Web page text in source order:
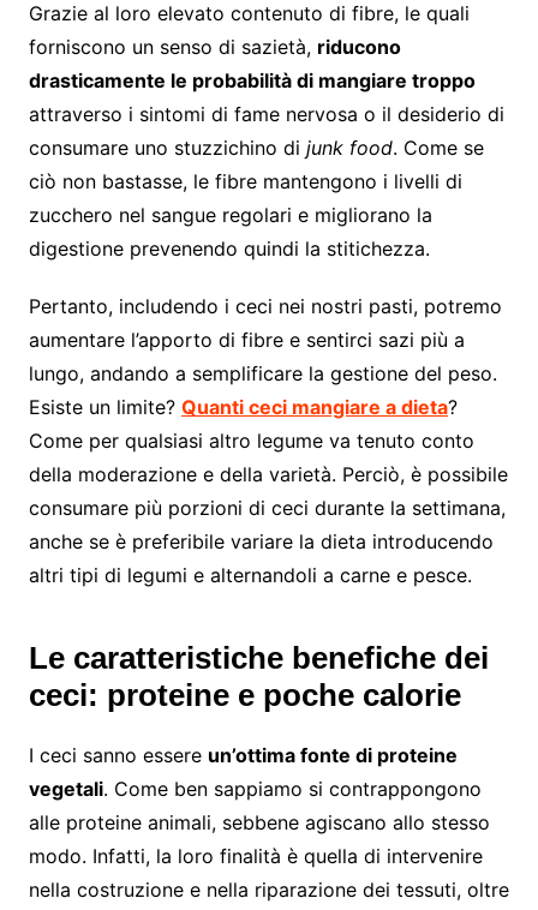
Grazie al loro elevato contenuto di fibre, le quali
forniscono un senso di sazietà, riducono
drasticamente le probabilità di mangiare troppo
attraverso i sintomi di fame nervosa o il desiderio di
consumare uno stuzzichino di junk food. Come se
ciò non bastasse, le fibre mantengono i livelli di
zucchero nel sangue regolari e migliorano la
digestione prevenendo quindi la stitichezza.
Pertanto, includendo i ceci nei nostri pasti, potremo
aumentare l’apporto di fibre e sentirci sazi più a
lungo, andando a semplificare la gestione del peso.
Esiste un limite? Quanti ceci mangiare a dieta?
Come per qualsiasi altro legume va tenuto conto
della moderazione e della varietà. Perciò, è possibile
consumare più porzioni di ceci durante la settimana,
anche se è preferibile variare la dieta introducendo
altri tipi di legumi e alternandoli a carne e pesce.
Le caratteristiche benefiche dei
ceci: proteine e poche calorie
I ceci sanno essere un’ottima fonte di proteine
vegetali. Come ben sappiamo si contrappongono
alle proteine animali, sebbene agiscano allo stesso
modo. Infatti, la loro finalità è quella di intervenire
nella costruzione e nella riparazione dei tessuti, oltre